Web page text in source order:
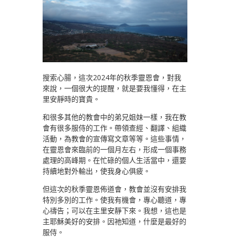
搜索心腸，這次2024年的秋季靈恩會，對我
來說，一個很大的提醒，就是要我懂得，在主
里安靜時的寶貴。
和很多其他的教會中的弟兄姐妹一樣，我在教
會有很多服侍的工作。帶領查經、翻譯、組織
活動，為教會的宣傳寫文章等等。這些事情，
在靈恩會來臨前的一個月左右，形成一個事務
處理的高峰期。在忙碌的個人生活當中，還要
持續地對外輸出，使我身心俱疲。
但這次的秋季靈恩佈道會，教會並沒有安排我
特別多別的工作。使我有機會，專心聽道，專
心禱告；可以在主里安靜下來。我想，這也是
主耶穌美好的安排。因祂知道，什麼是最好的
服侍。